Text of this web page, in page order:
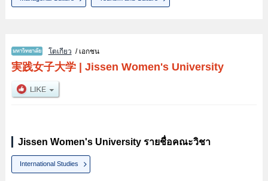
โตเกียว / เอกชน
実践女子大学| Jissen Women's University
Jissen Women's University รายชื่อคณะวิชา
International Studies